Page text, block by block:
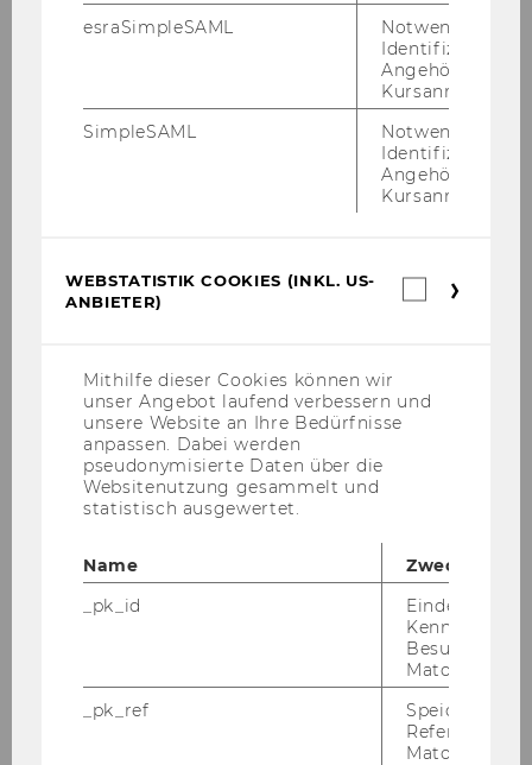
Sta­tis­tik, PEAR­SON Ver­lag, 2011
gramm­um­ge­bung R sowie in grund­le­gen­de
sta­tis­ti­sche Ver­fah­ren und zeigt, wie diese in R
um­ge­setzt wer­den. Das Buch folgt einem al­ter­
na­ti­ven di­dak­ti­schen An­satz: aus­ge­hend von
Da­ten­ty­pen und da­zu­ge­hö­ri­gen Fra­ge­stel­lun­
gen wird auf pra­xis­ori­en­tier­te, nicht-​technische
und ana­ly­ti­scher Me­tho­den ge­ge­ben. In jedem
Ab­schnitt wer­den an einem klar struk­tu­rier­ten
Bei­spiel ty­pi­sche Me­tho­den der Da­ten­be­
schrei­bung und der Aus­wer­tung in R de­mons­
triert. Die Er­geb­nis­se wer­den nicht nur sta­tis­
tisch son­dern auch in­halt­lich in­ter­pre­tiert. Dies
er­mög­licht den Le­se­rIn­nen einen ein­fa­chen
esraSimpleSAML
Notwendig zur
Identifizierung
Angehörige/r für
Kursanmeldung.
SimpleSAML
Notwendig zur
Identifizierung
Angehörige/r für
Kursanmeldung.
WEBSTATISTIK COOKIES (INKL. US-
ANBIETER)
Mithilfe dieser Cookies können wir
unser Angebot laufend verbessern und
unsere Website an Ihre Bedürfnisse
anpassen. Dabei werden
pseudonymisierte Daten über die
Websitenutzung gesammelt und
statistisch ausgewertet.
Name
Zweck
_pk_id
Eindeutige
Besuchers
Matomo.
_pk_ref
Speicherung
Referrers
Matomo.